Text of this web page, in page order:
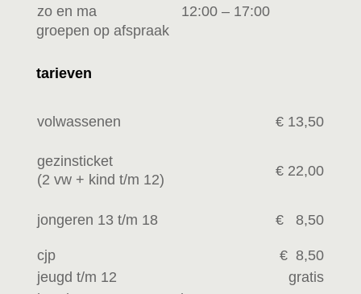
zo en ma
12:00 – 17:00
groepen op afspraak
tarieven
volwassenen € 13,50
gezinsticket
(2 vw + kind t/m 12)
€ 22,00
jongeren 13 t/m 18 € 8,50
cjp
€ 8,50
jeugd t/m 12
gratis